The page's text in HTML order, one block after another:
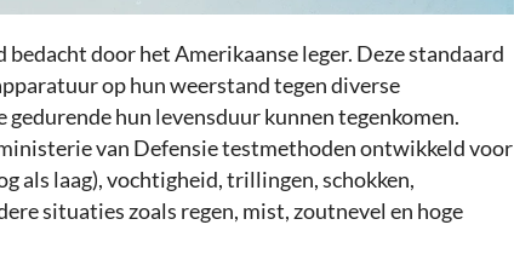
door het Amerikaanse leger. Deze standaard
op hun weerstand tegen diverse
hun levensduur kunnen tegenkomen.
van Defensie testmethoden ontwikkeld voor
als laag), vochtigheid, trillingen, schokken,
situaties zoals regen, mist, zoutnevel en hoge